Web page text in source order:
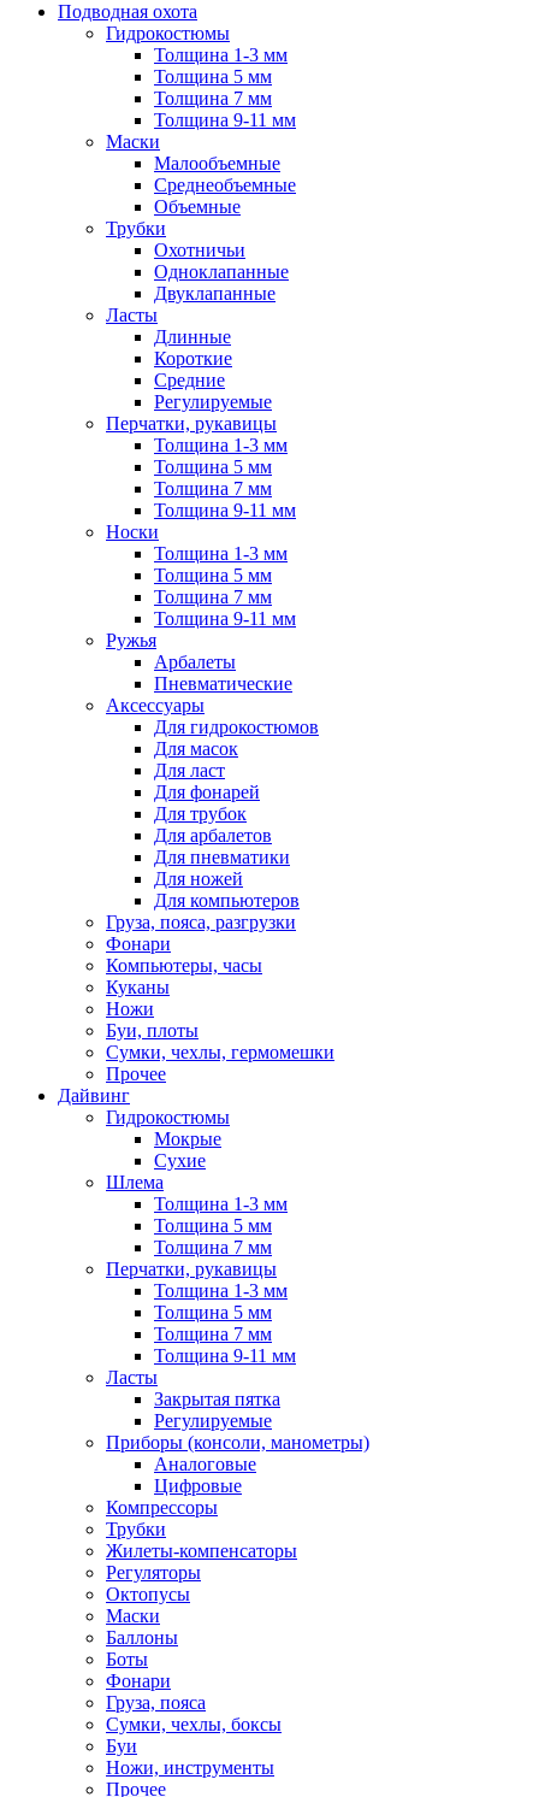
Подводная охота
Гидрокостюмы
Толщина 1-3 мм
Толщина 5 мм
Толщина 7 мм
Толщина 9-11 мм
Маски
Малообъемные
Среднеобъемные
Объемные
Трубки
Охотничьи
Одноклапанные
Двуклапанные
Ласты
Длинные
Короткие
Средние
Регулируемые
Перчатки, рукавицы
Толщина 1-3 мм
Толщина 5 мм
Толщина 7 мм
Толщина 9-11 мм
Носки
Толщина 1-3 мм
Толщина 5 мм
Толщина 7 мм
Толщина 9-11 мм
Ружья
Арбалеты
Пневматические
Аксессуары
Для гидрокостюмов
Для масок
Для ласт
Для фонарей
Для трубок
Для арбалетов
Для пневматики
Для ножей
Для компьютеров
Груза, пояса, разгрузки
Фонари
Компьютеры, часы
Куканы
Ножи
Буи, плоты
Сумки, чехлы, гермомешки
Прочее
Дайвинг
Гидрокостюмы
Мокрые
Сухие
Шлема
Толщина 1-3 мм
Толщина 5 мм
Толщина 7 мм
Перчатки, рукавицы
Толщина 1-3 мм
Толщина 5 мм
Толщина 7 мм
Толщина 9-11 мм
Ласты
Закрытая пятка
Регулируемые
Приборы (консоли, манометры)
Аналоговые
Цифровые
Компрессоры
Трубки
Жилеты-компенсаторы
Регуляторы
Октопусы
Маски
Баллоны
Боты
Фонари
Груза, пояса
Сумки, чехлы, боксы
Буи
Ножи, инструменты
Прочее